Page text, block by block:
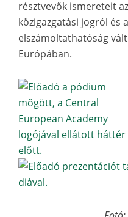
résztvevők ismereteit
közigazgatási jogról és
elszámoltathatóság
Európában.